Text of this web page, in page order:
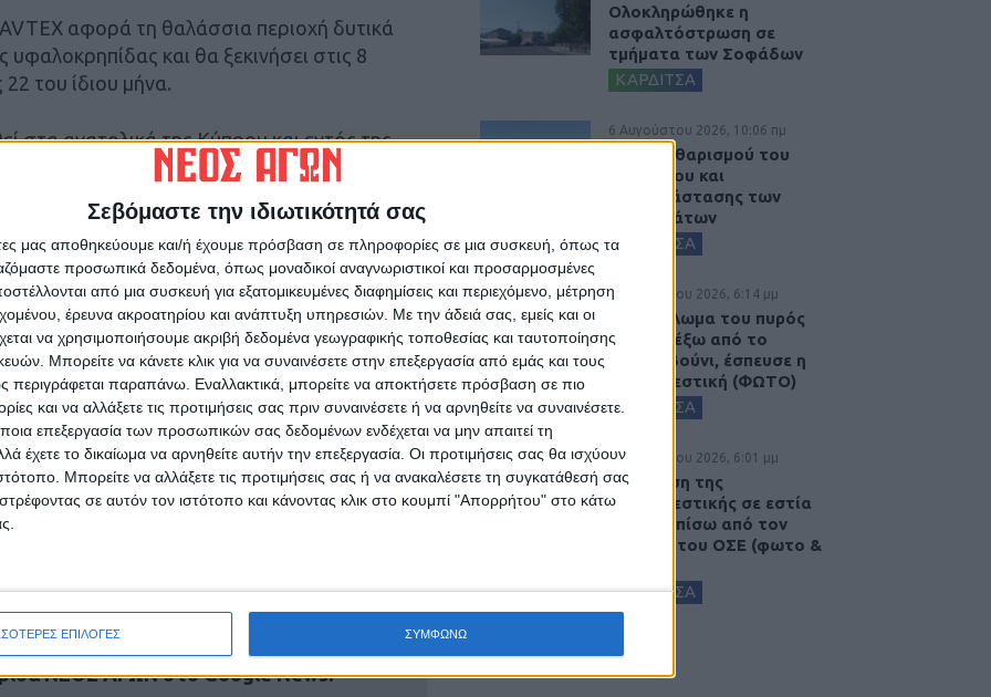
Σεβόμαστε την ιδιωτικότητά σας
μας αποθηκεύουμε και/ή έχουμε πρόσβαση σε πληροφορίες σε μια συσκευή, όπως τα
προσωπικά δεδομένα, όπως μοναδικοί αναγνωριστικοί και προσαρμοσμένες
από μια συσκευή για εξατομικευμένες διαφημίσεις και περιεχόμενο, μέτρηση
έρευνα ακροατηρίου και ανάπτυξη υπηρεσιών. Με την άδειά σας, εμείς και οι
να χρησιμοποιήσουμε ακριβή δεδομένα γεωγραφικής τοποθεσίας και ταυτοποίησης
Μπορείτε να κάνετε κλικ για να συναινέσετε στην επεξεργασία από εμάς και τους
περιγράφεται παραπάνω. Εναλλακτικά, μπορείτε να αποκτήσετε πρόσβαση σε πιο
και να αλλάξετε τις προτιμήσεις σας πριν συναινέσετε ή να αρνηθείτε να συναινέσετε.
επεξεργασία των προσωπικών σας δεδομένων ενδέχεται να μην απαιτεί τη
έχετε το δικαίωμα να αρνηθείτε αυτήν την επεξεργασία. Οι προτιμήσεις σας θα ισχύουν
Μπορείτε να αλλάξετε τις προτιμήσεις σας ή να ανακαλέσετε τη συγκατάθεσή σας
σε αυτόν τον ιστότοπο και κάνοντας κλικ στο κουμπί "Απορρήτου" στο κάτω
ΕΠΙΛΟΓΕΣ ΣΥΜΦΩΝΩ
αφορά τη θαλάσσια περιοχή δυτικά
υφαλοκρηπίδας και θα ξεκινήσει στις 8
του ίδιου μήνα.
στα ανατολικά της Κύπρου και εντός της
και θα ολοκληρωθεί στις 25 του
μία ημέρα μετά την απόφαση των ΗΠΑ να
όπλων στην Κύπρο.
με πραγματικά πυρά σε δύο περιοχές
δηλώνουν την παρουσία τους στο
στην περιοχή της Ανατολικής Μεσογείου. Να
αυτή δυτικά της Κύπρου, σχεδόν
σε ανάρτησή του στο Twitter, δημοσίευσε
οι τουρκικές NAVTEX.
ΝΕΟΣ ΑΓΩΝ στο Google News!
Ολοκληρώθηκε η
ασφαλτόστρωση σε
τμήματα των Σοφάδων
ΚΑΡΔΙΤΣΑ
6 Αυγούστου 2026, 10:06 πμ
Έργο καθαρισμού του
Ρογόζινου και
αποκατάστασης των
αναχωμάτων
ΚΑΡΔΙΤΣΑ
5 Αυγούστου 2026, 6:14 μμ
Παρανάλωμα του πυρός
έγινε ΙΧ έξω από το
Μορφοβούνι, έσπευσε η
Πυροσβεστική (ΦΩΤΟ)
ΚΑΡΔΙΤΣΑ
5 Αυγούστου 2026, 6:01 μμ
Επέμβαση της
Πυροσβεστικής σε εστία
φωτιάς πίσω από τον
σταθμό του ΟΣΕ (φωτο &
ΚΑΡΔΙΤΣΑ